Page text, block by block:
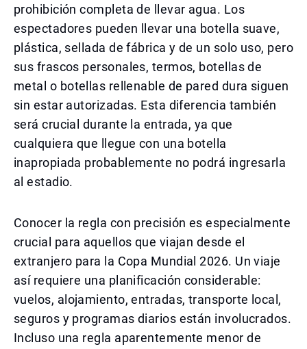
prohibición completa de llevar agua. Los
espectadores pueden llevar una botella suave,
plástica, sellada de fábrica y de un solo uso, pero
sus frascos personales, termos, botellas de
metal o botellas rellenable de pared dura siguen
sin estar autorizadas. Esta diferencia también
será crucial durante la entrada, ya que
cualquiera que llegue con una botella
inapropiada probablemente no podrá ingresarla
al estadio.
Conocer la regla con precisión es especialmente
crucial para aquellos que viajan desde el
extranjero para la Copa Mundial 2026. Un viaje
así requiere una planificación considerable:
vuelos, alojamiento, entradas, transporte local,
seguros y programas diarios están involucrados.
Incluso una regla aparentemente menor de